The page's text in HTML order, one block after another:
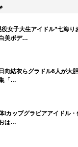
みっちく思い悩み
び伸びと自由に演
人公に対し、こん
か悪口を言いながら
羽鳥健一（フジ
メント
原作をお読みになっ
が、開口一番、“（
役女子大生アイドル”七海り
美ボデ…
向結衣らグラドル6人が大
「…
Iカップグラビアアイドル
おは…